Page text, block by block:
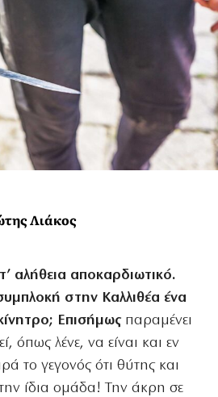
Λιάκος
αλήθεια αποκαρδιωτικό.
στην Καλλιθέα ένα
Επισήμως παραμένει
όπως λένε, να είναι και εν
το γεγονός ότι θύτης και
ίδια ομάδα! Την άκρη σε